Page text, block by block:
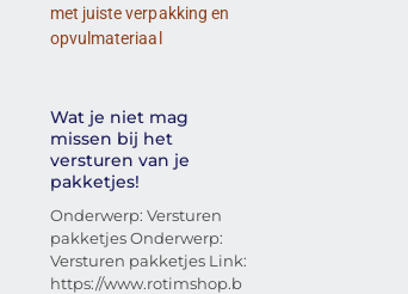
Wat je niet mag
missen bij het
versturen van je
pakketjes!
Onderwerp: Versturen
pakketjes Onderwerp:
Versturen pakketjes Link:
https://www.rotimshop.b